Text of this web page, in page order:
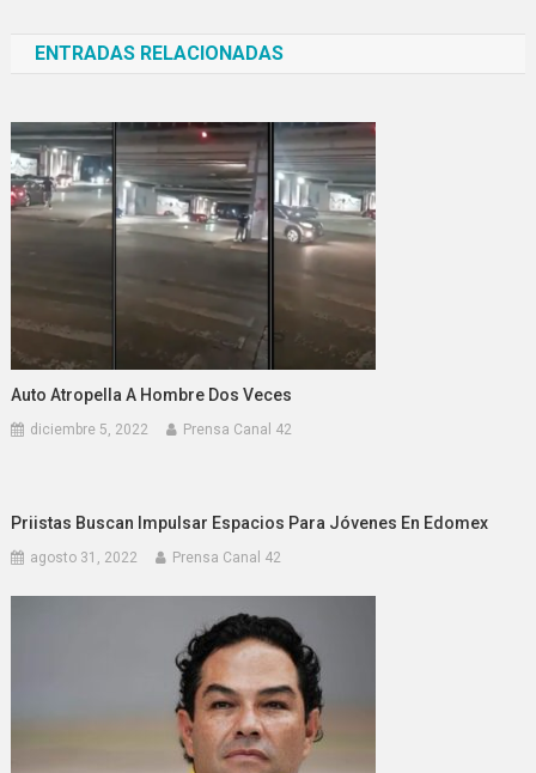
entradas
ENTRADAS RELACIONADAS
Auto Atropella A Hombre Dos Veces
diciembre 5, 2022 Prensa Canal 42
Priistas Buscan Impulsar Espacios Para Jóvenes En Edomex
agosto 31, 2022 Prensa Canal 42